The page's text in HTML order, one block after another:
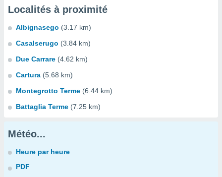
Localités à proximité
Albignasego (3.17 km)
Casalserugo (3.84 km)
Due Carrare (4.62 km)
Cartura (5.68 km)
Montegrotto Terme (6.44 km)
Battaglia Terme (7.25 km)
Météo...
Heure par heure
PDF